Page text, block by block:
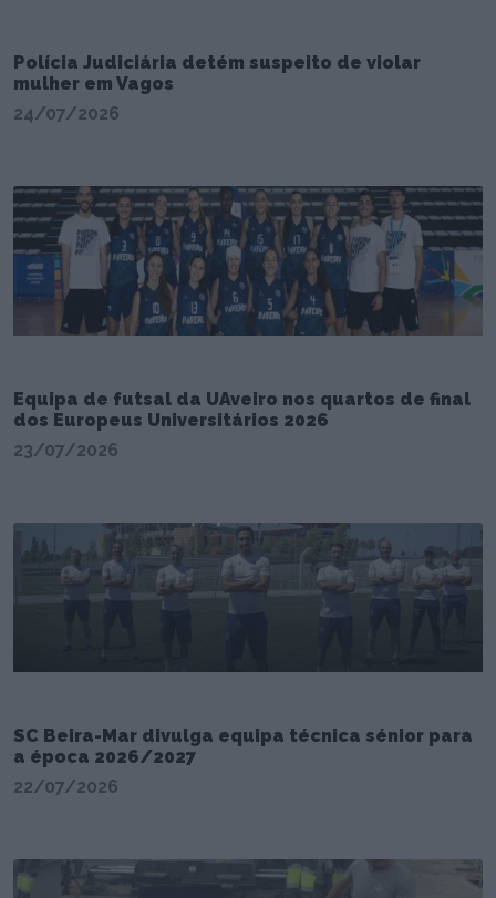
Polícia Judiciária detém suspeito de violar
mulher em Vagos
24/07/2026
Equipa de futsal da UAveiro nos quartos de final
dos Europeus Universitários 2026
23/07/2026
SC Beira-Mar divulga equipa técnica sénior para
a época 2026/2027
22/07/2026